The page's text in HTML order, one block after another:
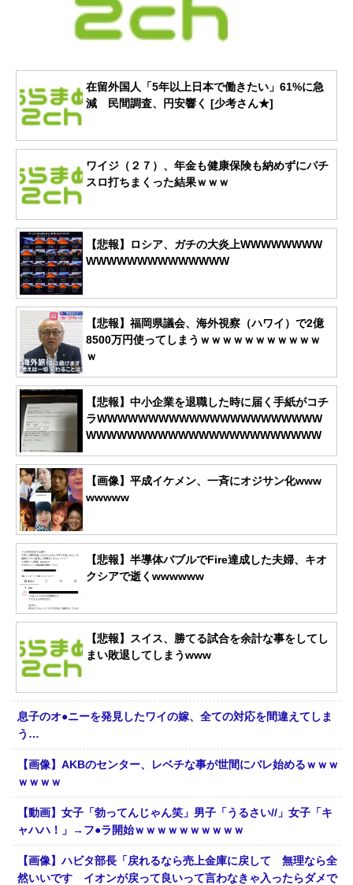
在留外国人「5年以上日本で働きたい」61%に急
減 民間調査、円安響く [少考さん★]
ワイジ（２７）、年金も健康保険も納めずにパチ
スロ打ちまくった結果ｗｗｗ
【悲報】ロシア、ガチの大炎上WWWWWWWW
WWWWWWWWWWWWWW
【悲報】福岡県議会、海外視察（ハワイ）で2億
8500万円使ってしまうｗｗｗｗｗｗｗｗｗｗｗ
ｗ
【悲報】中小企業を退職した時に届く手紙がコチ
ラWWWWWWWWWWWWWWWWWWWWWW
WWWWWWWWWWWWWWWWWWWWWWW
【画像】平成イケメン、一斉にオジサン化www
wwwww
【悲報】半導体バブルでFire達成した夫婦、キオ
クシアで逝くwwwwww
【悲報】スイス、勝てる試合を余計な事をしてし
まい敗退してしまうwww
息子のオ●ニーを発見したワイの嫁、全ての対応を間違えてしま
う…
【画像】AKBのセンター、レベチな事が世間にバレ始めるｗｗｗ
ｗｗｗｗ
【動画】女子「勃ってんじゃん笑」男子「うるさい//」女子「キ
ャハハ！」→フ●ラ開始ｗｗｗｗｗｗｗｗｗｗ
【画像】ハビタ部長「戻れるなら売上金庫に戻して 無理なら全
然いいです イオンが戻って良いって言わなきゃ入ったらダメで